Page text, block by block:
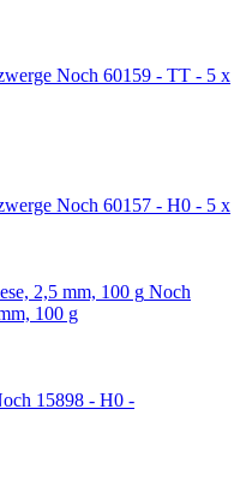
Noch 60159 - TT - 5 x
Noch 60157 - H0 - 5 x
Noch
100 g
15898 - H0 -